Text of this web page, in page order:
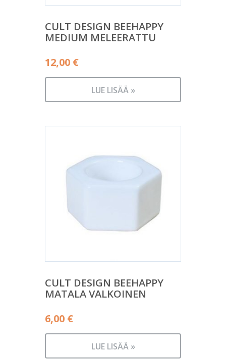
CULT DESIGN BEEHAPPY
MEDIUM MELEERATTU
12,00 €
LUE LISÄÄ »
CULT DESIGN BEEHAPPY
MATALA VALKOINEN
6,00 €
LUE LISÄÄ »